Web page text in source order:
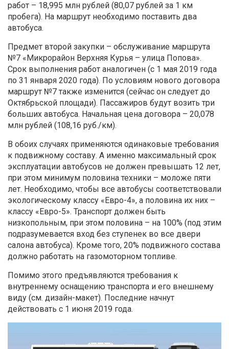
работ – 18,995 млн рублей (80,07 рублей за 1 км
пробега). На маршрут необходимо поставить два
автобуса.
Предмет второй закупки – обслуживание маршрута
№7 «Микрорайон Верхняя Курья – улица Попова».
Срок выполнения работ аналогичен (с 1 мая 2019 года
по 31 января 2020 года). По условиям нового договора
маршрут №7 также изменится (сейчас он следует до
Октябрьской площади). Пассажиров будут возить три
больших автобуса. Начальная цена договора – 20,078
млн рублей (108,16 руб./км).
В обоих случаях применяются одинаковые требования
к подвижному составу. А именно максимальный срок
эксплуатации автобусов не должен превышать 12 лет,
при этом минимум половина техники – моложе пяти
лет. Необходимо, чтобы все автобусы соответствовали
экологическому классу «Евро-4», а половина их них –
классу «Евро-5». Транспорт должен быть
низкопольным, при этом половина – на 100% (под этим
подразумевается вход без ступенек во все двери
салона автобуса). Кроме того, 20% подвижного состава
должно работать на газомоторном топливе.
Помимо этого предъявляются требования к
внутреннему оснащению транспорта и его внешнему
виду (см. дизайн-макет). Последние начнут
действовать с 1 июня 2019 года.